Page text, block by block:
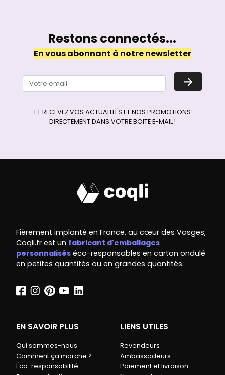
Restons connectés...
En vous abonnant à notre newsletter
→
ET RECEVEZ VOS ACTUALITÉS ET NOS PROMOTIONS
DIRECTEMENT DANS VOTRE BOITE E-MAIL !
Fièrement implanté en France, au cœur des Vosges,
Coqli.fr est un fabricant d'emballages
personnalisés éco-responsables en carton ondulé
en petites quantités ou en grandes quantités.
EN SAVOIR PLUS
Qui sommes-nous
Comment ça marche ?
Éco-responsabilité
LIENS UTILES
Revendeurs
Ambassadeurs
Paiement et livraison